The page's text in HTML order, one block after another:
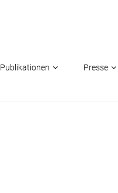
Publikationen Presse